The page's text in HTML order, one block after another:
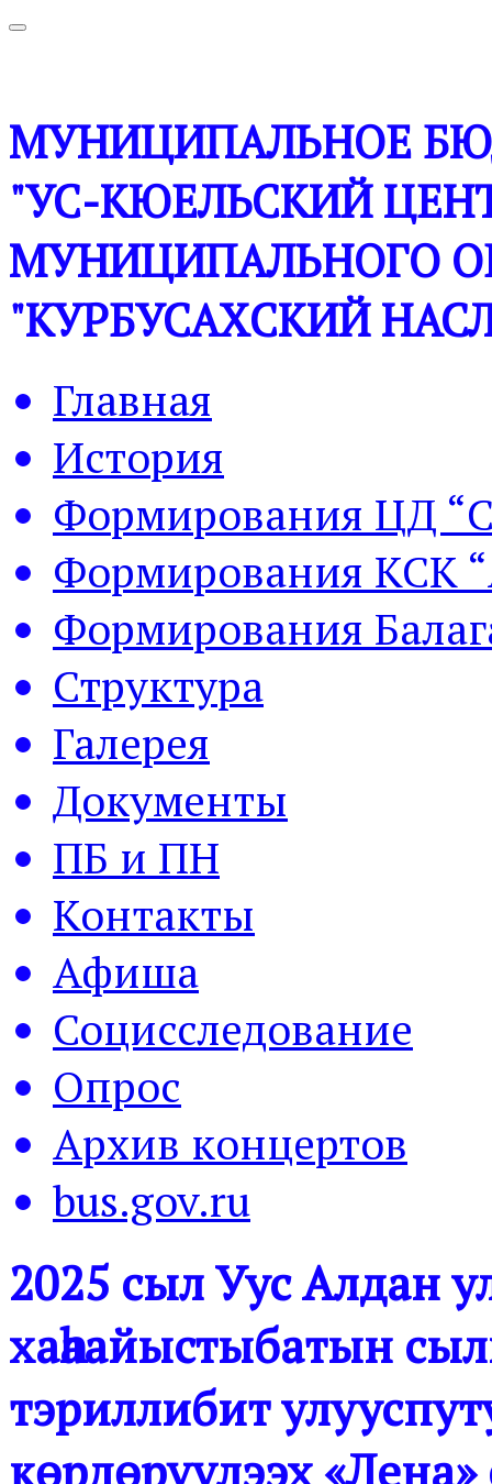
МУНИЦИПАЛЬНОЕ
"УС-КЮЕЛЬСКИЙ
МУНИЦИПАЛЬНОГО
"КУРБУСАХСКИЙ
Главная
История
Формирования ЦД
Формирования КСК
Формирования
Структура
Галерея
Документы
ПБ и ПН
Контакты
Афиша
Социсследование
Опрос
Архив концертов
bus.gov.ru
2025 сыл Уус Алдан
хаһаайыстыбатын
тэриллибит
көрдөрүүлээх «Лена»